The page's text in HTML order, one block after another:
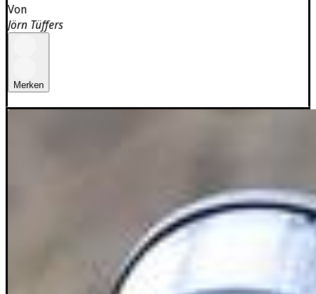
Von
Jörn Tüffers
Merken